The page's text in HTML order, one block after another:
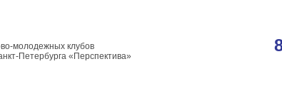
молодежных клубов
Петербурга «Перспектива»